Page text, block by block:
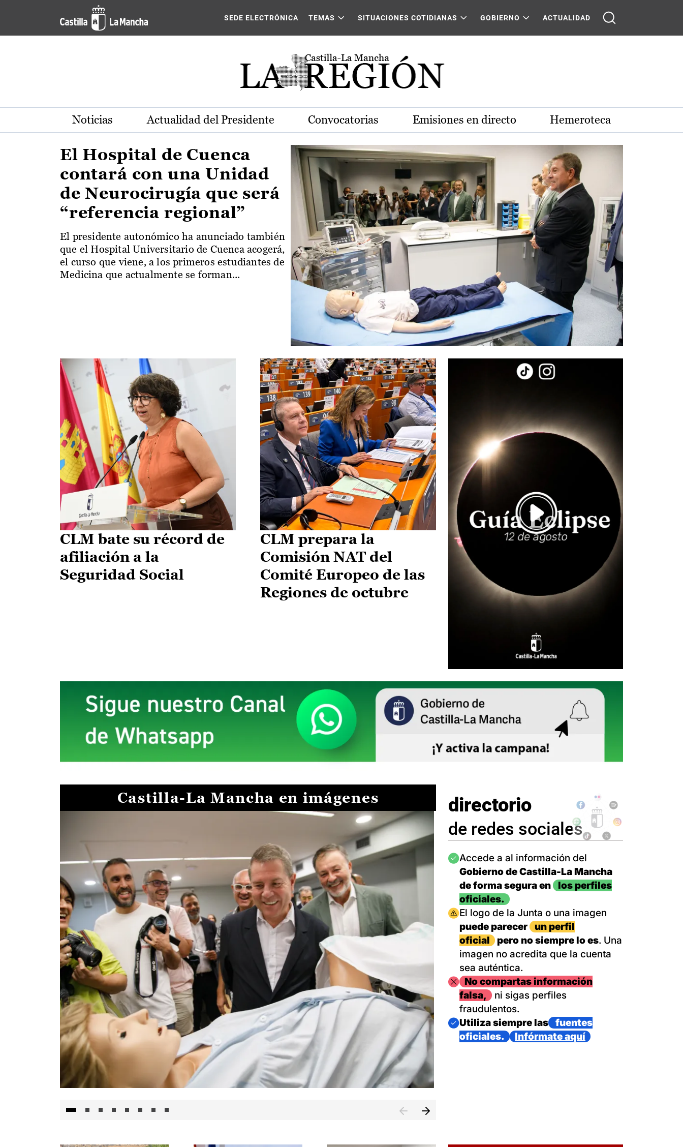
Pasar al contenido principal
Actualidad de la región de Castilla-La Mancha
SEDE ELECTRÓNICA TEMAS SITUACIONES COTIDIANAS GOBIERNO ACTUALIDAD
Noticias Actualidad del Presidente Convocatorias Emisiones en directo Hemeroteca
El Hospital de Cuenca
contará con una Unidad
de Neurocirugía que será
“referencia regional”
El presidente autonómico ha anunciado también
que el Hospital Universitario de Cuenca acogerá,
el curso que viene, a los primeros estudiantes de
Medicina que actualmente se forman...
CLM bate su récord de
afiliación a la
Seguridad Social
CLM prepara la
Comisión NAT del
Comité Europeo de las
Regiones de octubre
Castilla-La Mancha en imágenes directorio
de redes sociales
Imagen
Accede a al información del
Gobierno de Castilla-La Mancha
de forma segura en
los perfiles
oficiales.
Imagen
El logo de la Junta o una imagen
puede parecer
un perfil
oficial
pero no siempre lo es. Una
imagen no acredita que la cuenta
sea auténtica.
ImagenNo compartas información
falsa,
ni sigas perfiles
fraudulentos.
Imagen
Utiliza siempre las
fuentes
oficiales.
Infórmate aquí